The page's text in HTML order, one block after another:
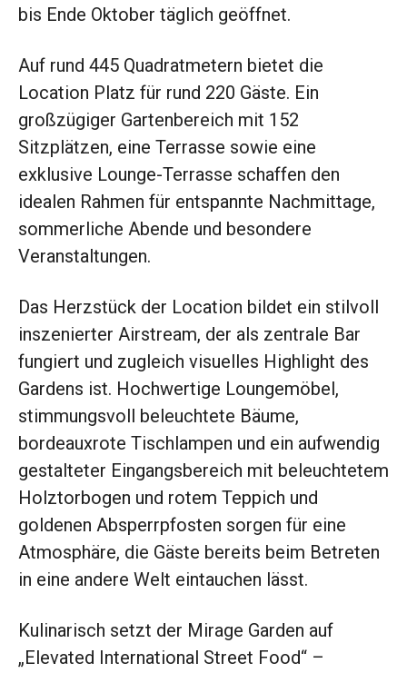
bis Ende Oktober täglich geöffnet.
Auf rund 445 Quadratmetern bietet die
Location Platz für rund 220 Gäste. Ein
großzügiger Gartenbereich mit 152
Sitzplätzen, eine Terrasse sowie eine
exklusive Lounge-Terrasse schaffen den
idealen Rahmen für entspannte Nachmittage,
sommerliche Abende und besondere
Veranstaltungen.
Das Herzstück der Location bildet ein stilvoll
inszenierter Airstream, der als zentrale Bar
fungiert und zugleich visuelles Highlight des
Gardens ist. Hochwertige Loungemöbel,
stimmungsvoll beleuchtete Bäume,
bordeauxrote Tischlampen und ein aufwendig
gestalteter Eingangsbereich mit beleuchtetem
Holztorbogen und rotem Teppich und
goldenen Absperrpfosten sorgen für eine
Atmosphäre, die Gäste bereits beim Betreten
in eine andere Welt eintauchen lässt.
Kulinarisch setzt der Mirage Garden auf
„Elevated International Street Food“ –